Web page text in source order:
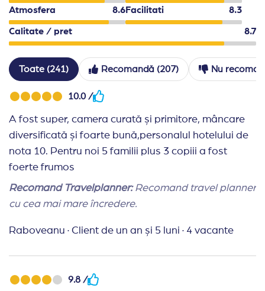
Hotelul isi rezerva dreptul de a modifica
Atmosfera 8.6Facilitati 8.3
Calitate / pret 8.7
Toate (241) Recomandă (207) Nu
10.0 /
A fost super, camera curată și primitore, mâncare
diversificată și foarte bună,personalul hotelului de
nota 10. Pentru noi 5 familii plus 3 copiii a fost
foerte frumos
Recomand Travelplanner:Recomand travel planner
cu cea mai mare încredere.
Raboveanu · Client de un an și 5 luni · 4 vacante
9.8 /